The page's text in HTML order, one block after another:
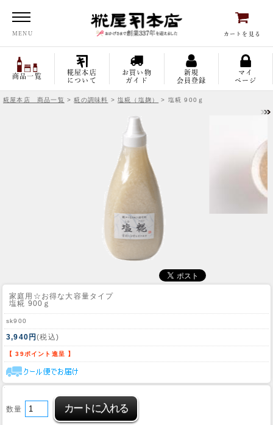
MENU カートを見る
商品一覧
糀屋本店
について
お買い物
ガイド
新規
会員登録
マイ
ページ
糀屋本店 商品一覧 >糀の調味料 >塩糀（塩麹） > 塩糀 900ｇ
家庭用☆お得な大容量タイプ
塩糀 900ｇ
sk900
3,940円(税込)
【 39ポイント進呈 】
数量